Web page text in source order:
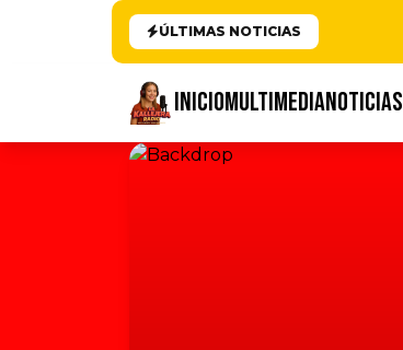
ÚLTIMAS NOTICIAS
INICIOMULTIMEDIANOTICIAS